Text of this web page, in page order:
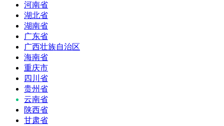
河南省
湖北省
湖南省
广东省
广西壮族自治区
海南省
重庆市
四川省
贵州省
云南省
陕西省
甘肃省